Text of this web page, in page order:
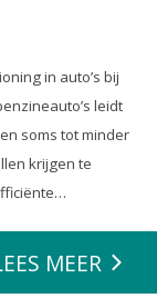
in auto’s bij
leidt
soms tot minder
krijgen te
MEER